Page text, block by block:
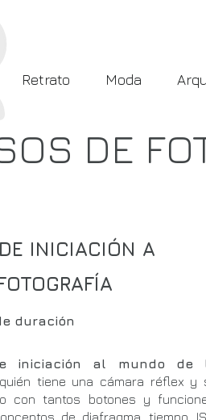
Retrato Moda
DE
INICIACIÓN A
duración
iniciación al mundo de
quién tiene una cámara réflex y
con tantos botones y
de diafragma, tiempo,